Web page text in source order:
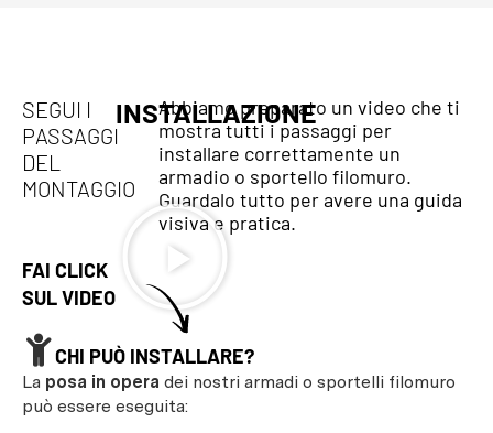
SEGUI I
PASSAGGI
DEL
MONTAGGIO
INSTALLAZIONE
Abbiamo preparato un video che ti
mostra tutti i passaggi per
installare correttamente un
armadio o sportello filomuro.
Guardalo tutto per avere una guida
visiva e pratica.
FAI CLICK
SUL VIDEO
CHI PUÒ INSTALLARE?
La posa in opera dei nostri armadi o sportelli filomuro
può essere eseguita: